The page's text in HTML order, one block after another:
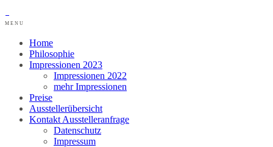
MENU
Home
Philosophie
Impressionen 2023
Impressionen 2022
mehr Impressionen
Preise
Ausstellerübersicht
Kontakt Ausstelleranfrage
Datenschutz
Impressum